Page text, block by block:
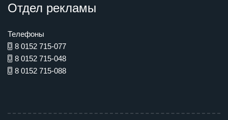
Отдел рекламы
Телефоны
8 0152 715-077
8 0152 715-048
8 0152 715-088